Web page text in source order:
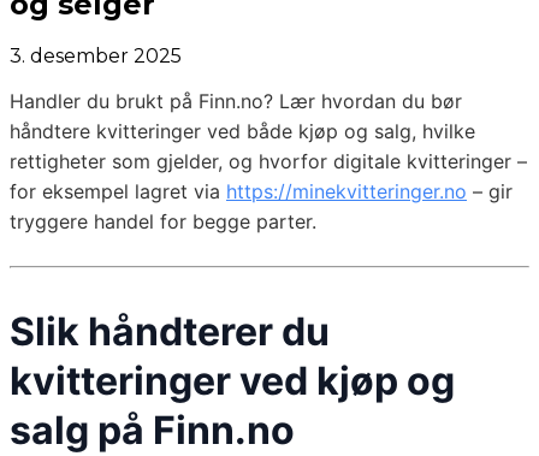
3. desember 2025
Handler du brukt på Finn.no? Lær hvordan du bør
håndtere kvitteringer ved både kjøp og salg, hvilke
rettigheter som gjelder, og hvorfor digitale kvitteringer –
for eksempel lagret via https://minekvitteringer.no – gir
tryggere handel for begge parter.
Slik håndterer du
kvitteringer ved kjøp og
salg på Finn.no